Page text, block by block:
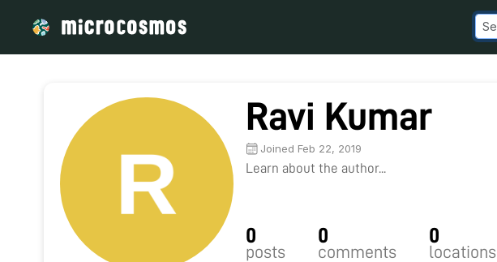
Ravi Kumar
Joined Feb 22, 2019
Learn about the author...
0
posts
0
comments
0
locations